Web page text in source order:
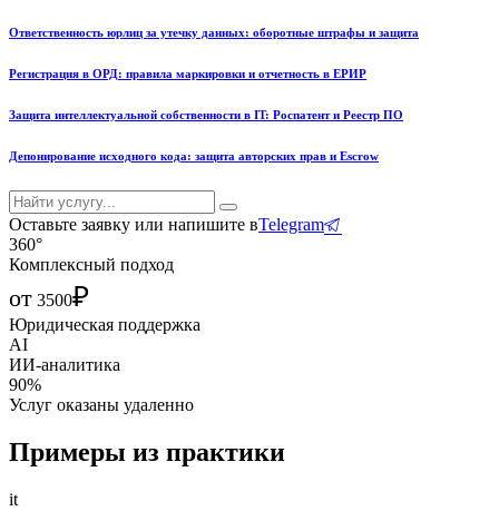
Ответственность юрлиц за утечку данных: оборотные штрафы и защита
Регистрация в ОРД: правила маркировки и отчетность в ЕРИР
Защита интеллектуальной собственности в IT: Роспатент и Реестр ПО
Депонирование исходного кода: защита авторских прав и Escrow
Оставьте заявку или напишите вTelegram
360°
Комплексный подход
от 3500₽
Юридическая поддержка
AI
ИИ-аналитика
90%
Услуг оказаны удаленно
Примеры из практики
it